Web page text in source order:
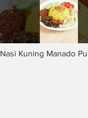
Nasi Kuning Manado